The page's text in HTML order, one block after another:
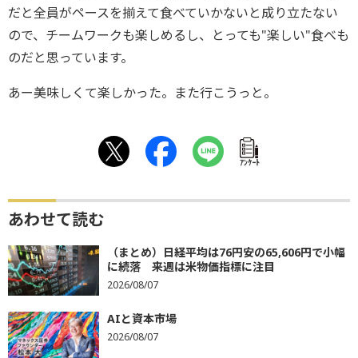
だと全員がペースを揃えて食べていかないと成り立たない
ので、チームワークも楽しめるし、とっても"楽しい"食べも
のだと思っています。
あー美味しくて楽しかった。また行こうっと。
ｱﾝｹｰﾄ
あわせて読む
（まとめ）日経平均は76円安の65,606円で小幅
に続落 来週は米物価指標に注目
2026/08/07
AIと資本市場
2026/08/07